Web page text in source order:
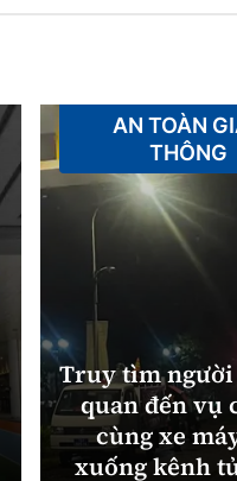
Truy tìm
quan đến vụ
cùng xe
xuống kênh
AN TOÀN
THÔNG